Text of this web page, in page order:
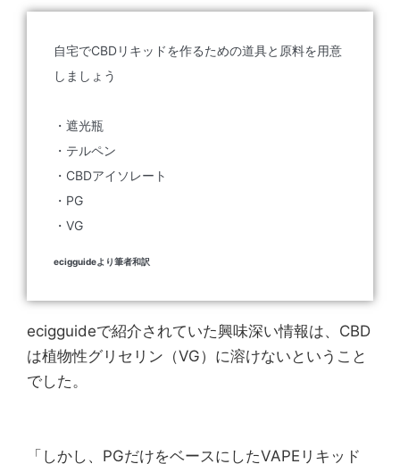
自宅でCBDリキッドを作るための道具と原料を用意
しましょう
・遮光瓶
・テルペン
・CBDアイソレート
・PG
・VG
ecigguideより筆者和訳
ecigguideで紹介されていた興味深い情報は、CBD
は植物性グリセリン（VG）に溶けないということ
でした。
「しかし、PGだけをベースにしたVAPEリキッド